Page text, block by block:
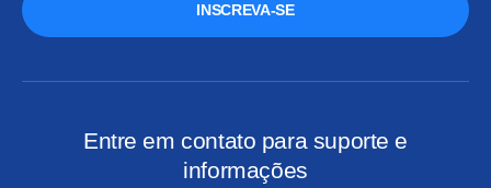
INSCREVA-SE
Entre em contato para suporte e
informações